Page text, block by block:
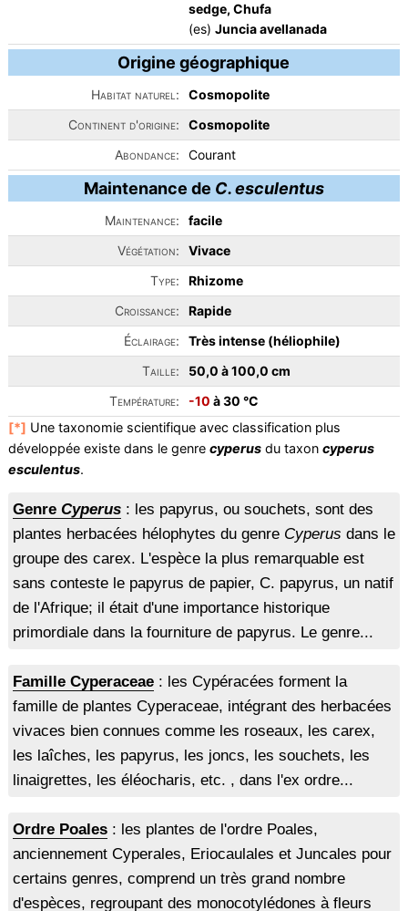
sedge, Chufa
(es) Juncia avellanada
Origine géographique
Habitat naturel:
Cosmopolite
Continent d'origine:
Cosmopolite
Abondance:
Courant
Maintenance de C. esculentus
Maintenance:
facile
Végétation:
Vivace
Type:
Rhizome
Croissance:
Rapide
Éclairage:
Très intense (héliophile)
Taille:
50,0 à 100,0 cm
Température:
-10 à 30 °C
[*] Une taxonomie scientifique avec classification plus
développée existe dans le genre cyperusdu taxon cyperus
esculentus.
Genre Cyperus: les papyrus, ou souchets, sont des
plantes herbacées hélophytes du genre Cyperus dans le
groupe des carex. L'espèce la plus remarquable est
sans conteste le papyrus de papier, C. papyrus, un natif
de l'Afrique; il était d'une importance historique
primordiale dans la fourniture de papyrus. Le genre...
Famille Cyperaceae: les Cypéracées forment la
famille de plantes Cyperaceae, intégrant des herbacées
vivaces bien connues comme les roseaux, les carex,
les laîches, les papyrus, les joncs, les souchets, les
linaigrettes, les éléocharis, etc. , dans l'ex ordre...
Ordre Poales: les plantes de l'ordre Poales,
anciennement Cyperales, Eriocaulales et Juncales pour
certains genres, comprend un très grand nombre
d'espèces, regroupant des monocotylédones à fleurs